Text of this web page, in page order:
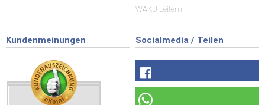
WAKÜ Leitern
Kundenmeinungen Socialmedia / Teilen